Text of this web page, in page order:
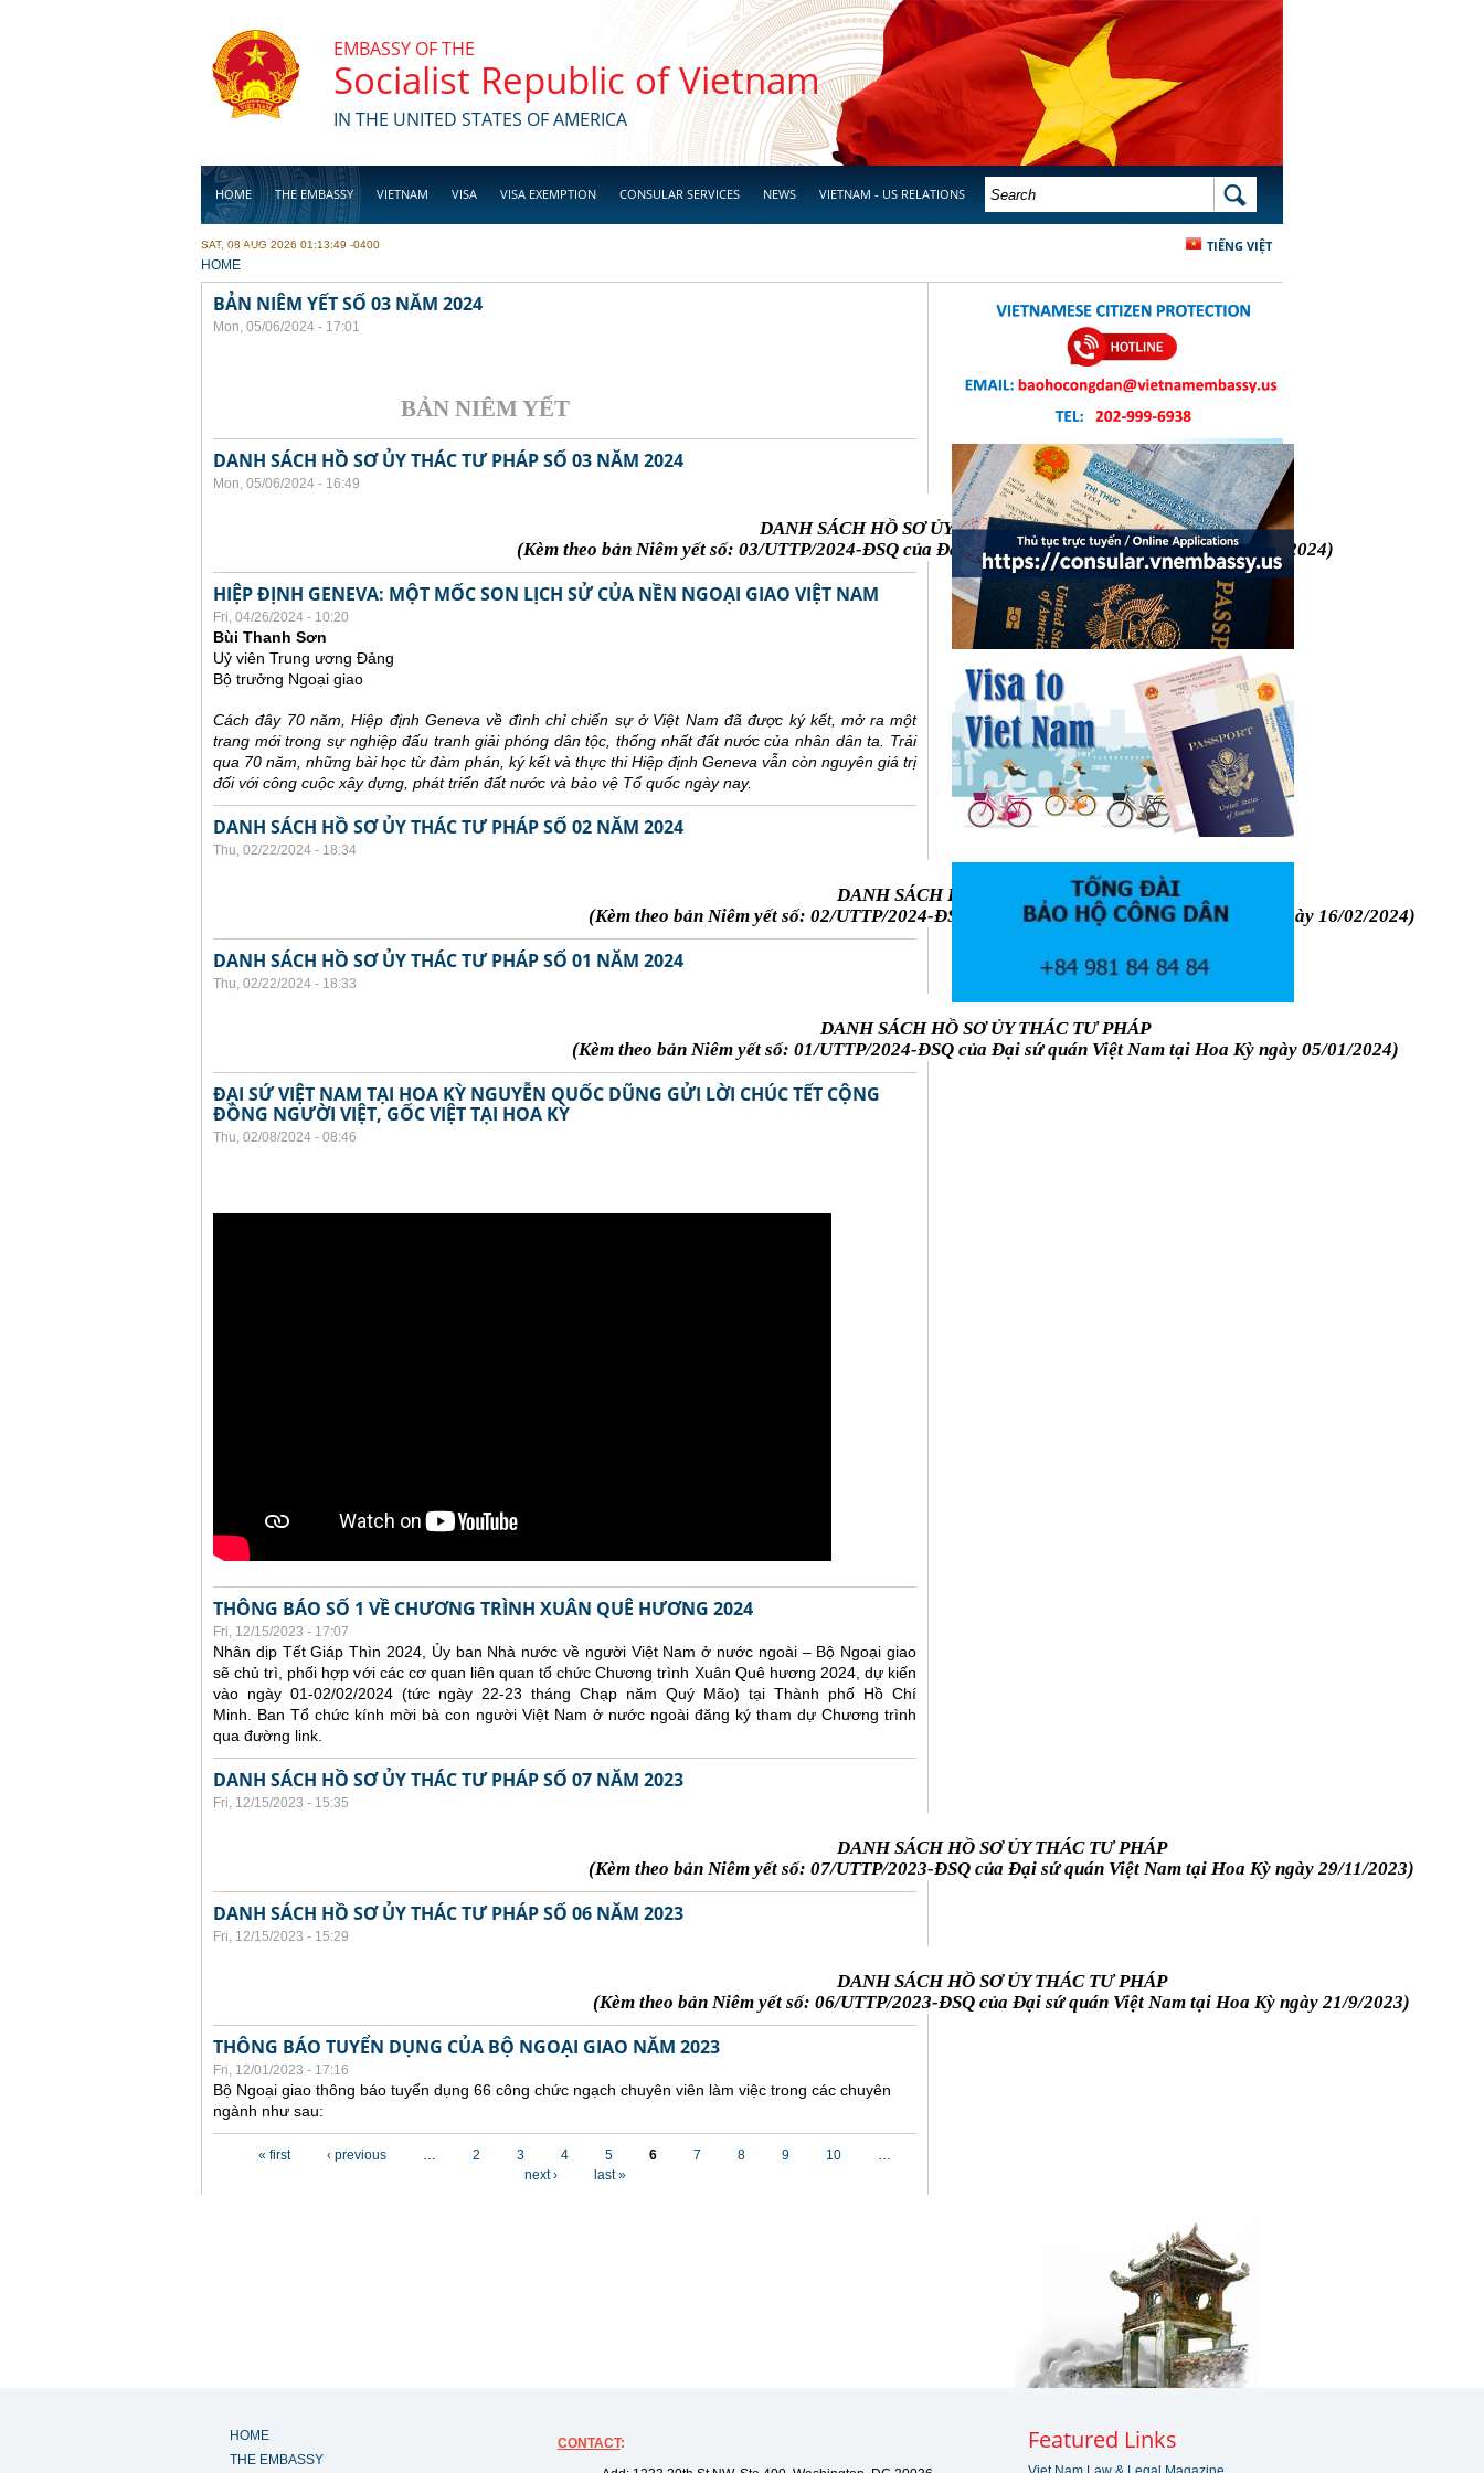
EMBASSY OF THE
Socialist Republic of Vietnam
IN THE UNITED STATES OF AMERICA
HOME THE EMBASSY VIETNAM VISA VISA EXEMPTION CONSULAR SERVICES NEWS VIETNAM - US RELATIONS
BUSINESS
SEARCH FORM SEARCH
TIẾNG VIỆT
SAT, 08 AUG 2026 01:13:49 -0400
YOU ARE HERE
HOME
BẢN NIÊM YẾT SỐ 03 NĂM 2024
Mon, 05/06/2024 - 17:01
BẢN NIÊM YẾT
DANH SÁCH HỒ SƠ ỦY THÁC TƯ PHÁP SỐ 03 NĂM 2024
Mon, 05/06/2024 - 16:49
DANH SÁCH HỒ SƠ ỦY THÁC TƯ PHÁP
(Kèm theo bản Niêm yết số: 03/UTTP/2024-ĐSQ của Đại sứ quán Việt Nam tại Hoa Kỳ ngày 03/5/2024)
HIỆP ĐỊNH GENEVA: MỘT MỐC SON LỊCH SỬ CỦA NỀN NGOẠI GIAO VIỆT NAM
Fri, 04/26/2024 - 10:20
Bùi Thanh Sơn
Uỷ viên Trung ương Đảng
Bộ trưởng Ngoại giao
Cách đây 70 năm, Hiệp định Geneva về đình chỉ chiến sự ở Việt Nam đã được ký kết, mở ra một
trang mới trong sự nghiệp đấu tranh giải phóng dân tộc, thống nhất đất nước của nhân dân ta. Trải
qua 70 năm, những bài học từ đàm phán, ký kết và thực thi Hiệp định Geneva vẫn còn nguyên giá trị
đối với công cuộc xây dựng, phát triển đất nước và bảo vệ Tổ quốc ngày nay.
DANH SÁCH HỒ SƠ ỦY THÁC TƯ PHÁP SỐ 02 NĂM 2024
Thu, 02/22/2024 - 18:34
DANH SÁCH HỒ SƠ ỦY THÁC TƯ PHÁP
(Kèm theo bản Niêm yết số: 02/UTTP/2024-ĐSQ của Đại sứ quán Việt Nam tại Hoa Kỳ ngày 16/02/2024)
DANH SÁCH HỒ SƠ ỦY THÁC TƯ PHÁP SỐ 01 NĂM 2024
Thu, 02/22/2024 - 18:33
DANH SÁCH HỒ SƠ ỦY THÁC TƯ PHÁP
(Kèm theo bản Niêm yết số: 01/UTTP/2024-ĐSQ của Đại sứ quán Việt Nam tại Hoa Kỳ ngày 05/01/2024)
ĐẠI SỨ VIỆT NAM TẠI HOA KỲ NGUYỄN QUỐC DŨNG GỬI LỜI CHÚC TẾT CỘNG
ĐỒNG NGƯỜI VIỆT, GỐC VIỆT TẠI HOA KỲ
Thu, 02/08/2024 - 08:46
THÔNG BÁO SỐ 1 VỀ CHƯƠNG TRÌNH XUÂN QUÊ HƯƠNG 2024
Fri, 12/15/2023 - 17:07
Nhân dịp Tết Giáp Thìn 2024, Ủy ban Nhà nước về người Việt Nam ở nước ngoài – Bộ Ngoại giao
sẽ chủ trì, phối hợp với các cơ quan liên quan tổ chức Chương trình Xuân Quê hương 2024, dự kiến
vào ngày 01-02/02/2024 (tức ngày 22-23 tháng Chạp năm Quý Mão) tại Thành phố Hồ Chí
Minh. Ban Tổ chức kính mời bà con người Việt Nam ở nước ngoài đăng ký tham dự Chương trình
qua đường link.
DANH SÁCH HỒ SƠ ỦY THÁC TƯ PHÁP SỐ 07 NĂM 2023
Fri, 12/15/2023 - 15:35
DANH SÁCH HỒ SƠ ỦY THÁC TƯ PHÁP
(Kèm theo bản Niêm yết số: 07/UTTP/2023-ĐSQ của Đại sứ quán Việt Nam tại Hoa Kỳ ngày 29/11/2023)
DANH SÁCH HỒ SƠ ỦY THÁC TƯ PHÁP SỐ 06 NĂM 2023
Fri, 12/15/2023 - 15:29
DANH SÁCH HỒ SƠ ỦY THÁC TƯ PHÁP
(Kèm theo bản Niêm yết số: 06/UTTP/2023-ĐSQ của Đại sứ quán Việt Nam tại Hoa Kỳ ngày 21/9/2023)
THÔNG BÁO TUYỂN DỤNG CỦA BỘ NGOẠI GIAO NĂM 2023
Fri, 12/01/2023 - 17:16
Bộ Ngoại giao thông báo tuyển dụng 66 công chức ngạch chuyên viên làm việc trong các chuyên
ngành như sau:
« first ‹ previous … 2 3 4 5 6 7 8 9 10
…
next ›
last »
HOME
THE EMBASSY
CONTACT:
Featured Links